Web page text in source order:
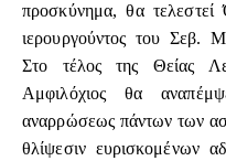
προσκύνημα, θα τελεστεί
ιερουργούντος του Σεβ.
Στο τέλος της Θείας
Αμφιλόχιος θα
αναρρώσεως πάντων των
θλίψεσιν ευρισκομένων